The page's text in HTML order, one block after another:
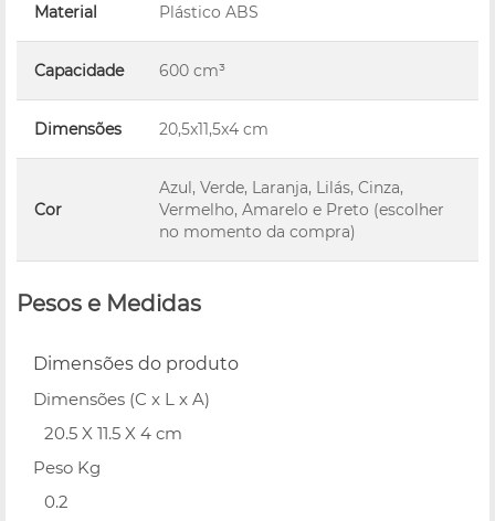
Material Plástico ABS
Capacidade 600 cm³
Dimensões 20,5x11,5x4 cm
Cor
Azul, Verde, Laranja, Lilás, Cinza,
Vermelho, Amarelo e Preto (escolher
no momento da compra)
Pesos e Medidas
Dimensões do produto
Dimensões (C x L x A)
20.5 X 11.5 X 4 cm
Peso Kg
0.2